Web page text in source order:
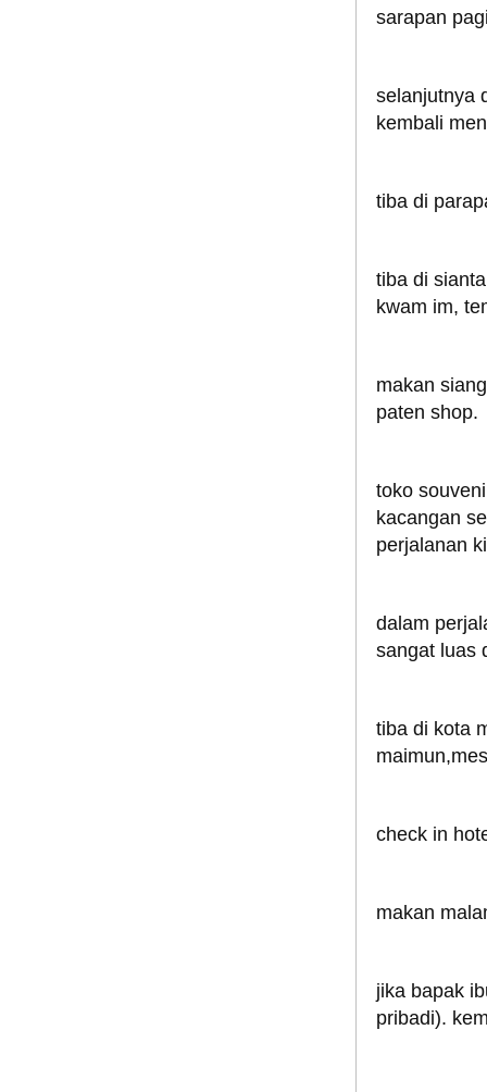
sarapan
selanjutnya
kembali
tiba di
tiba di
kwam im,
makan
paten shop.
toko
kacangan
perjalanan
dalam
sangat luas
tiba di kota
check in
makan
jika bapak
pribadi).